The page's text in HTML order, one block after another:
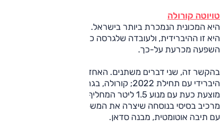
טויוטה קורולה
היא המכונית הנמכרת ביותר בישראל. הגרסה שאחראית לכך
היא זו ההיברידית, ולעובדה שלגרסה כזו יש הטבות מס, יש
השפעה מכרעת על-כך.
בהקשר זה, שני דברים משתנים. האחד הוא ביטול ההטבה לרכב
היברידי עם תחילת 2022; קורולה, בגרסת הבנזין הרגילה,
מרכיב בסיסי בנוסחה שיצרה את המשפחתית הישראלית, יחד
עם תיבה אוטומטית, מבנה סדאן.